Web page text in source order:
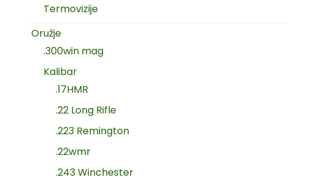
Termovizije
Oružje
.300win mag
Kalibar
.17HMR
.22 Long Rifle
.223 Remington
.22wmr
.243 Winchester